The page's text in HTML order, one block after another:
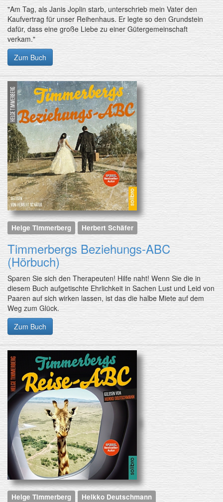
"Am Tag, als Janis Joplin starb, unterschrieb mein Vater den
Kaufvertrag für unser Reihenhaus. Er legte so den Grundstein
dafür, dass eine große Liebe zu einer Gütergemeinschaft
verkam."
Zum Buch
Helge Timmerberg Herbert Schäfer
Timmerbergs Beziehungs-ABC
(Hörbuch)
Sparen Sie sich den Therapeuten! Hilfe naht! Wenn Sie die in
diesem Buch aufgetischte Ehrlichkeit in Sachen Lust und Leid von
Paaren auf sich wirken lassen, ist das die halbe Miete auf dem
Weg zum Glück.
Zum Buch
Helge Timmerberg Heikko Deutschmann